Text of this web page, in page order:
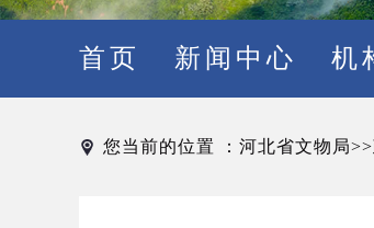
首页 新闻中心 机
您当前的位置 ： 河北省文物局>>